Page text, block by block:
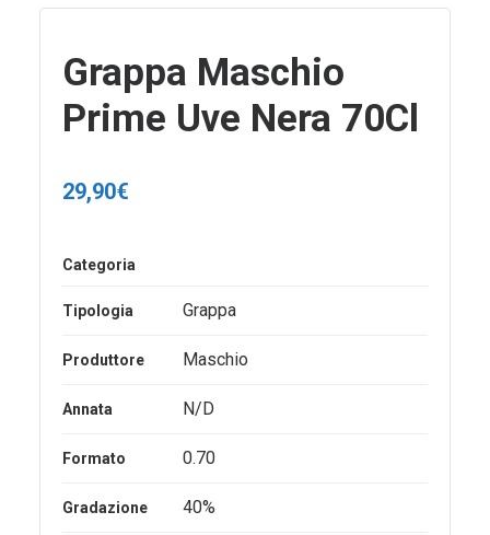
Grappa Maschio
Prime Uve Nera 70Cl
29,90€
Categoria
Tipologia Grappa
Produttore Maschio
Annata N/D
Formato 0.70
Gradazione 40%